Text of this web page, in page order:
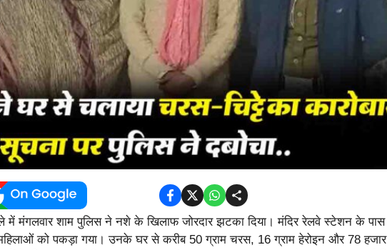
में मंगलवार शाम पुलिस ने नशे के खिलाफ जोरदार झटका दिया। मंदिर रेलवे स्टेशन के पास
को पकड़ा गया। उनके घर से करीब 50 ग्राम चरस, 16 ग्राम हेरोइन और 78 हजार